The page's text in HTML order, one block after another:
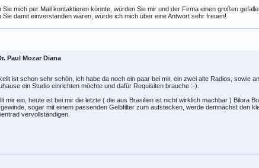
Sie mich per Mail kontaktieren könnte, würden Sie mir und der Firma einen großen
Sie damit einverstanden wären, würde ich mich über eine Antwort sehr freuen!
Paul Mozar Diana
ist schon sehr schön, ich habe da noch ein paar bei mir, ein zwei alte Radios, sowie
ein Studio einrichten möchte und dafür Requisiten brauche :-).
mir ein, heute ist bei mir die letzte ( die aus Brasilien ist nicht wirklich machbar ) Bilora
sogar mit einem passenden Gelbfilter zum aufstecken, werde demnächst den
vervollständigen.